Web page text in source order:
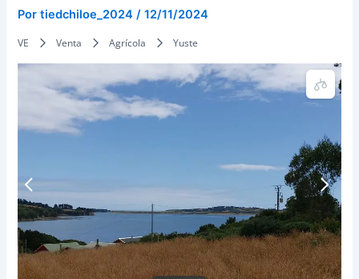
Portiedchiloe_2024/12/11/2024
VE Venta Agrícola Yuste